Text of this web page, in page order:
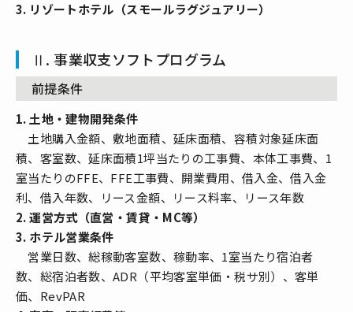
3. リゾートホテル（スモールラグジュアリー）
Ⅱ. 事業収支ソフトプログラム
前提条件
1. 土地・建物開発条件
土地購入金額、敷地面積、延床面積、容積対象延床面
積、客室数、延床面積1坪当たりの工事費、本体工事費、1
室当たりのFFE、FFE工事費、開業費用、借入金、借入金
利、借入年数、リース金額、リース料率、リース年数
2. 運営方式（直営・賃貸・MC等）
3. ホテル営業条件
営業日数、総稼動客室数、稼動率、1室当たり宿泊者
数、総宿泊者数、ADR（平均客室単価・税サ別）、客単
価、RevPAR